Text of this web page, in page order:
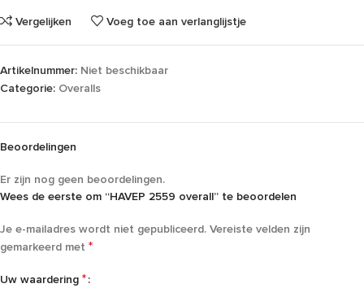
Vergelijken Voeg toe aan verlanglijstje
Artikelnummer: Niet beschikbaar
Categorie: Overalls
Beoordelingen
Er zijn nog geen beoordelingen.
Wees de eerste om “HAVEP 2559 overall” te beoordelen
Je e-mailadres wordt niet gepubliceerd. Vereiste velden zijn
gemarkeerd met *
Uw waardering *